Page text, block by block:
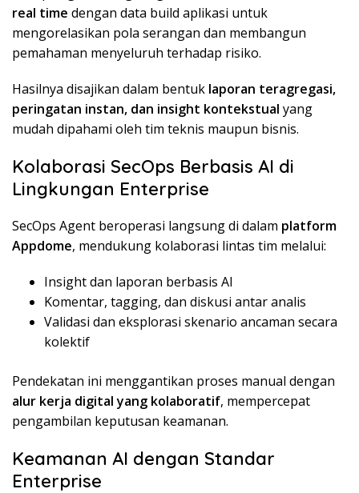
real time dengan data build aplikasi untuk
mengorelasikan pola serangan dan membangun
pemahaman menyeluruh terhadap risiko.
Hasilnya disajikan dalam bentuk laporan teragregasi,
peringatan instan, dan insight kontekstual yang
mudah dipahami oleh tim teknis maupun bisnis.
Kolaborasi SecOps Berbasis AI di
Lingkungan Enterprise
SecOps Agent beroperasi langsung di dalam platform
Appdome, mendukung kolaborasi lintas tim melalui:
Insight dan laporan berbasis AI
Komentar, tagging, dan diskusi antar analis
Validasi dan eksplorasi skenario ancaman secara
kolektif
Pendekatan ini menggantikan proses manual dengan
alur kerja digital yang kolaboratif, mempercepat
pengambilan keputusan keamanan.
Keamanan AI dengan Standar
Enterprise